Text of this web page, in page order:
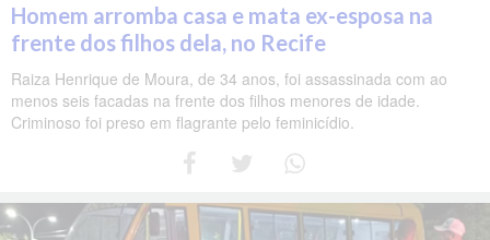
Homem arromba casa e mata ex-esposa na
frente dos filhos dela, no Recife
Raiza Henrique de Moura, de 34 anos, foi assassinada com ao
menos seis facadas na frente dos filhos menores de idade.
Criminoso foi preso em flagrante pelo feminicídio.